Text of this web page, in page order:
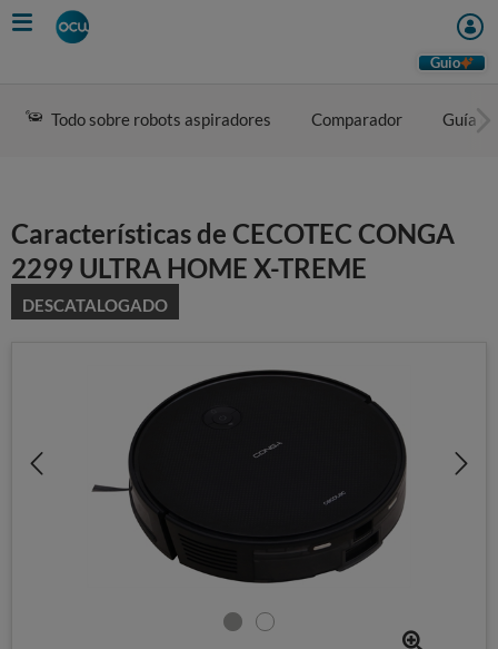
Skip
to
Guio
Todo sobre robots aspiradores Comparador Guía
Características de CECOTEC CONGA
2299 ULTRA HOME X-TREME
DESCATALOGADO